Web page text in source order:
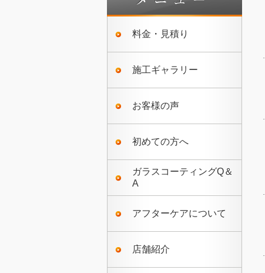
料金・見積り
施工ギャラリー
お客様の声
初めての方へ
ガラスコーティングQ＆
A
アフターケアについて
店舗紹介